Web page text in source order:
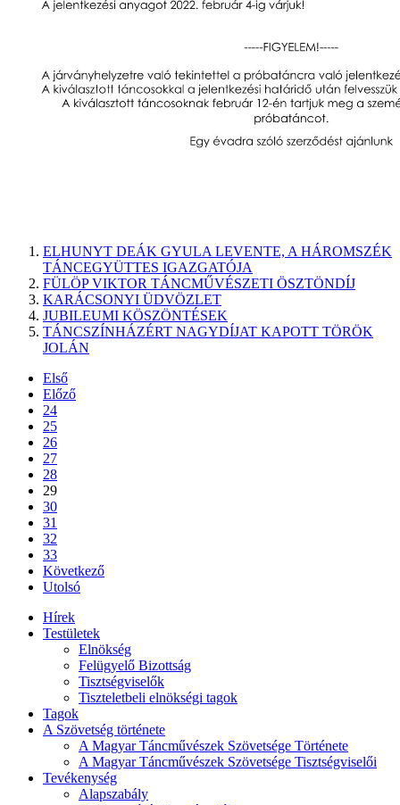
ELHUNYT DEÁK GYULA LEVENTE, A HÁROMSZÉK
TÁNCEGYÜTTES IGAZGATÓJA
FÜLÖP VIKTOR TÁNCMŰVÉSZETI ÖSZTÖNDÍJ
KARÁCSONYI ÜDVÖZLET
JUBILEUMI KÖSZÖNTÉSEK
TÁNCSZÍNHÁZÉRT NAGYDÍJAT KAPOTT TÖRÖK
JOLÁN
Első
Előző
24
25
26
27
28
29
30
31
32
33
Következő
Utolsó
Hírek
Testületek
Elnökség
Felügyelő Bizottság
Tisztségviselők
Tiszteletbeli elnökségi tagok
Tagok
A Szövetség története
A Magyar Táncművészek Szövetsége Története
A Magyar Táncművészek Szövetsége Tisztségviselői
Tevékenység
Alapszabály